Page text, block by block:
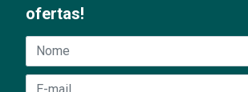
ofertas!